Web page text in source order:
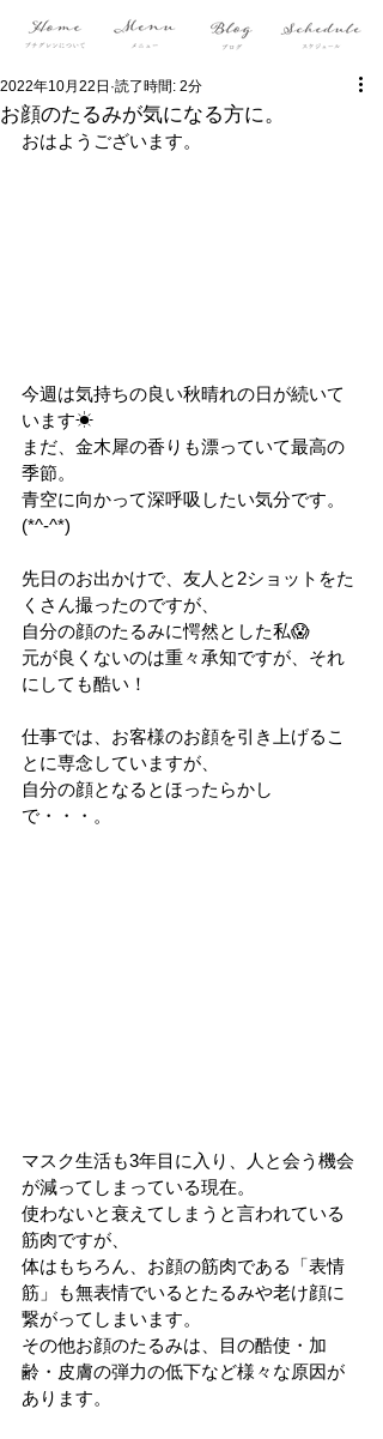
お顔のたるみが気になる方に。
2022年10月22日 読了時間: 2分
おはようございます。
今週は気持ちの良い秋晴れの日が続いて
います☀
まだ、金木犀の香りも漂っていて最高の
季節。
青空に向かって深呼吸したい気分です。
(*^-^*)
先日のお出かけで、友人と2ショットをた
くさん撮ったのですが、
自分の顔のたるみに愕然とした私😱
元が良くないのは重々承知ですが、それ
にしても酷い！
仕事では、お客様のお顔を引き上げるこ
とに専念していますが、
自分の顔となるとほったらかし
で・・・。
マスク生活も3年目に入り、人と会う機会
が減ってしまっている現在。
使わないと衰えてしまうと言われている
筋肉ですが、
体はもちろん、お顔の筋肉である「表情
筋」も無表情でいるとたるみや老け顔に
繋がってしまいます。
その他お顔のたるみは、目の酷使・加
齢・皮膚の弾力の低下など様々な原因が
あります。